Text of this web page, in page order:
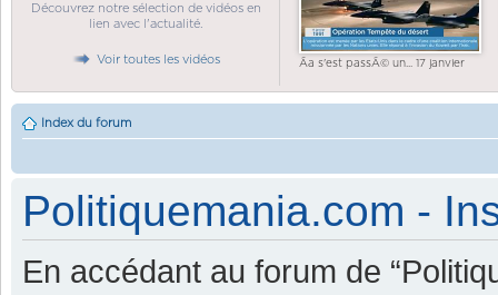
Découvrez notre sélection de vidéos en
lien avec l'actualité.
Voir toutes les vidéos Ãa s'est passÃ© un... 17 janvier
Index du forum
Politiquemania.com -
En accédant au forum de